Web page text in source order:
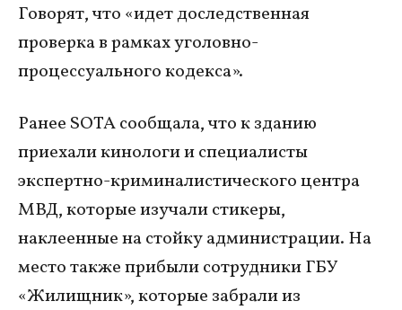
Говорят, что «идет доследственная
проверка в рамках уголовно-
процессуального кодекса».
Ранее SOTA сообщала, что к зданию
приехали кинологи и специалисты
экспертно-криминалистического центра
МВД, которые изучали стикеры,
наклеенные на стойку администрации. На
место также прибыли сотрудники ГБУ
«Жилищник», которые забрали из